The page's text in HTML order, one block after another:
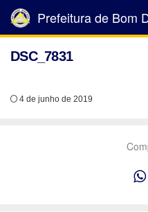
Prefeitura de Bom
DSC_7831
4 de junho de 2019